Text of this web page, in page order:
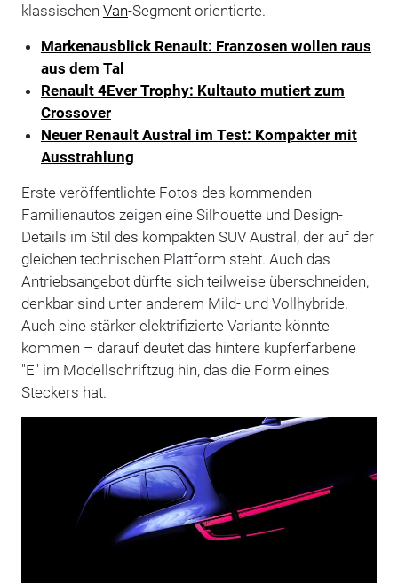
klassischen Van-Segment orientierte.
Markenausblick Renault: Franzosen wollen raus
aus dem Tal
Renault 4Ever Trophy: Kultauto mutiert zum
Crossover
Neuer Renault Austral im Test: Kompakter mit
Ausstrahlung
Erste veröffentlichte Fotos des kommenden
Familienautos zeigen eine Silhouette und Design-
Details im Stil des kompakten SUV Austral, der auf der
gleichen technischen Plattform steht. Auch das
Antriebsangebot dürfte sich teilweise überschneiden,
denkbar sind unter anderem Mild- und Vollhybride.
Auch eine stärker elektrifizierte Variante könnte
kommen – darauf deutet das hintere kupferfarbene
"E" im Modellschriftzug hin, das die Form eines
Steckers hat.